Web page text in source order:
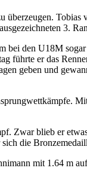
überzeugen.
3.
bei den U18M
führte er das
geben und
Zwar blieb er
die
mit 1.64 m